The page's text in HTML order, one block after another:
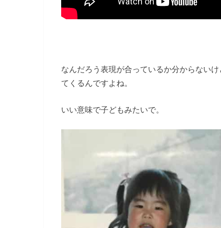
なんだろう表現が合っているか分からない
てくるんですよね。
いい意味で子どもみたいで。